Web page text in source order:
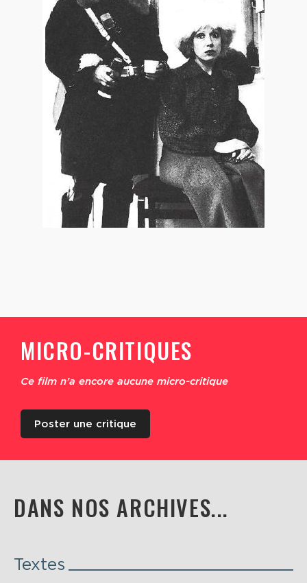
MICRO-CRITIQUES
Ce film n'a encore aucune micro-critique
Poster une critique
DANS NOS ARCHIVES...
Textes